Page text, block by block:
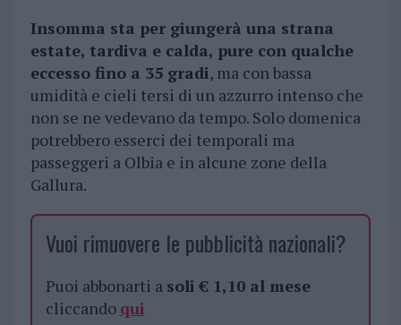
Insomma sta per giungerà una strana
estate, tardiva e calda, pure con qualche
eccesso fino a 35 gradi, ma con bassa
umidità e cieli tersi di un azzurro intenso che
non se ne vedevano da tempo. Solo domenica
potrebbero esserci dei temporali ma
passeggeri a Olbia e in alcune zone della
Gallura.
Vuoi rimuovere le pubblicità nazionali?
Puoi abbonarti a soli € 1,10 al mese
cliccando qui